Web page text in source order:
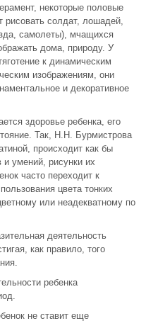
некоторые половые
солдат, лошадей,
самолеты), мчащихся
дома, природу. У
к динамическим
изображениям, они
и декоративное
здоровье ребенка, его
Так, Н.Н. Бурмистрова
происходит как бы
и умений, рисунки их
часто переходит к
цвета тонких
или неадекватному по
деятельность
как правило, того
ребенка
не ставит еще